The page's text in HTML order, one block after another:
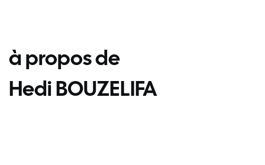
à propos de
Hedi BOUZELIFA